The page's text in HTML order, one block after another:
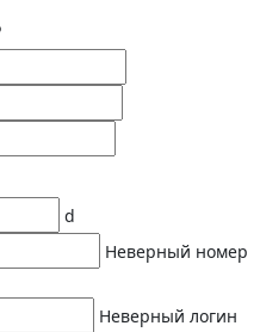
d
Неверный номер
Неверный логин